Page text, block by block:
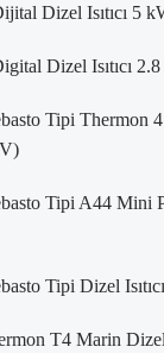
Dizel Isıtıcı 5
Dizel Isıtıcı
Tipi Thermon 4
Tipi A44 Mini
Tipi Dizel
T4 Marin Dizel